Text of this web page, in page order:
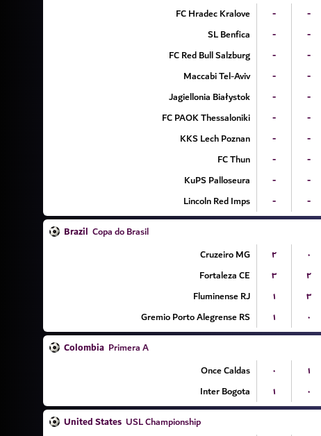
FC Hradec Kralove
- -
SL Benfica
- -
FC Red Bull Salzburg
- -
Maccabi Tel-Aviv
- -
Jagiellonia Białystok
- -
FC PAOK Thessaloniki
- -
KKS Lech Poznan
- -
FC Thun
- -
KuPS Palloseura
- -
Lincoln Red Imps
- -
Brazil Copa do Brasil
Cruzeiro MG
۲ ۰
Fortaleza CE
۳ ۲
Fluminense RJ
۱ ۳
Gremio Porto Alegrense RS
۱ ۰
Colombia Primera A
Once Caldas
۰ ۱
Inter Bogota
۱ ۰
United States USL Championship